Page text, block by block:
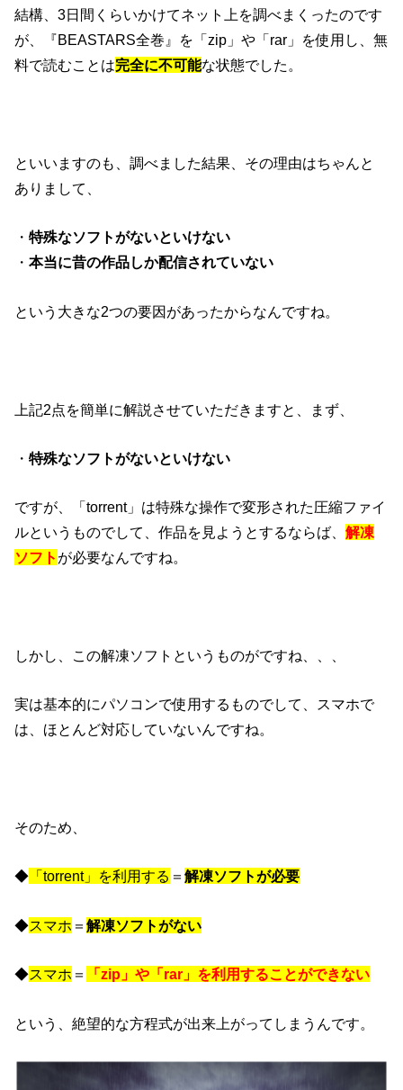
結構、3日間くらいかけてネット上を調べまくったのです
が、『BEASTARS全巻』を「zip」や「rar」を使用し、無
料で読むことは完全に不可能な状態でした。
といいますのも、調べました結果、その理由はちゃんと
ありまして、
・特殊なソフトがないといけない
・本当に昔の作品しか配信されていない
という大きな2つの要因があったからなんですね。
上記2点を簡単に解説させていただきますと、まず、
・特殊なソフトがないといけない
ですが、「torrent」は特殊な操作で変形された圧縮ファイ
ルというものでして、作品を見ようとするならば、解凍
ソフト が必要なんですね。
しかし、この解凍ソフトというものがですね、、、
実は基本的にパソコンで使用するものでして、スマホで
は、ほとんど対応していないんですね。
そのため、
◆ 「torrent」を利用する ＝解凍ソフトが必要
◆スマホ ＝解凍ソフトがない
◆スマホ ＝ 「zip」や「rar」を利用することができない
という、絶望的な方程式が出来上がってしまうんです。